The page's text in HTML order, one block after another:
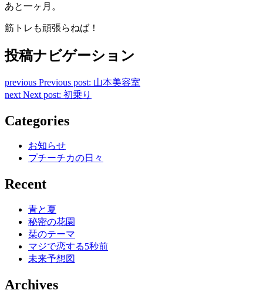
あと一ヶ月。
筋トレも頑張らねば！
投稿ナビゲーション
previous Previous post: 山本美容室
next Next post: 初乗り
Categories
お知らせ
プチーチカの日々
Recent
青と夏
秘密の花園
栞のテーマ
マジで恋する5秒前
未来予想図
Archives